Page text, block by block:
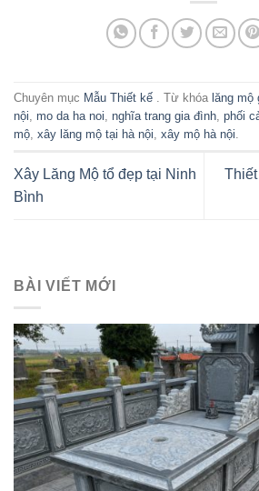
Chuyên mục Mẫu Thiết kế . Từ khóa lăng mộ
nội mo da ha noi nghĩa trang gia đình phối
mộ xây lăng mộ tại hà nội xây mộ hà nội
Xây Lăng Mộ tổ đẹp tại Ninh
Bình
BÀI VIẾT MỚI